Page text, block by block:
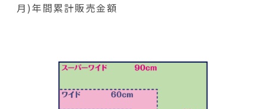
月)年間累計販売金額